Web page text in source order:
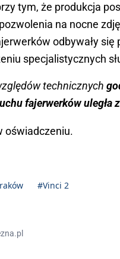
tym, że produkcja
na nocne
odbywały się
specjalistycznych
technicznych
fajerwerków uległa
oświadczeniu.
#Vinci 2